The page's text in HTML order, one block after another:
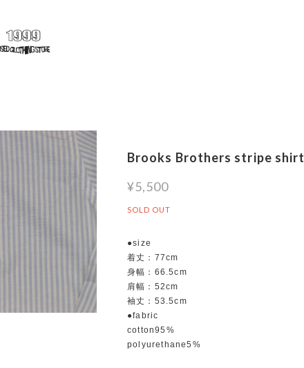
Brooks Brothers stripe shirt
¥5,500
SOLD OUT
●size
着丈：77cm
身幅：66.5cm
肩幅：52cm
袖丈：53.5cm
●fabric
cotton95%
polyurethane5%